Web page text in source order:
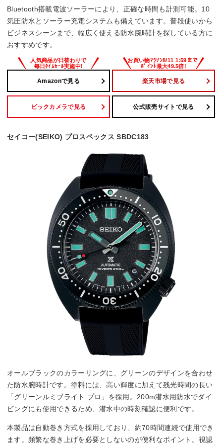
Bluetooth搭載電波ソーラーにより、正確な時間も計測可能。10
気圧防水とソーラー充電システムも備えています。普段使いから
ビジネスシーンまで、幅広く使える防水腕時計を探している方に
おすすめです。
Amazonで見る 楽天市場で見る
ビックカメラで見る 公式販売サイトで見る
セイコー(SEIKO) プロスペックス SBDC183
オールブラックのカラーリングに、グリーンのデザインを合わせ
た防水腕時計です。塗料には、高い輝度に加えて残光時間の長い
「グリーンルミブライト プロ」を採用。200m潜水用防水でダイ
ビングにも使用できるため、潜水中の時刻確認に便利です。
本製品は自動巻き方式を採用しており、約70時間連続で使用でき
ます。頻繁な巻き上げを必要としないのが便利なポイント。視認